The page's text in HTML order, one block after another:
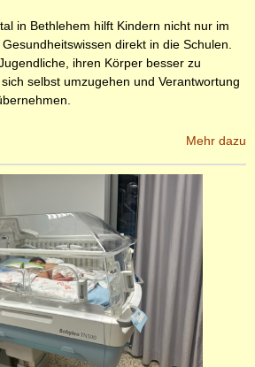
in Bethlehem hilft Kindern nicht nur im
direkt in die Schulen.
ihren Körper besser zu
selbst umzugehen und Verantwortung
Mehr dazu